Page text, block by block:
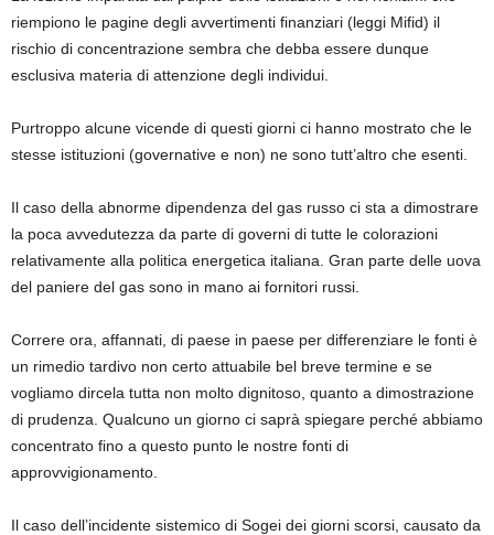
riempiono le pagine degli avvertimenti finanziari (leggi Mifid) il
rischio di concentrazione sembra che debba essere dunque
esclusiva materia di attenzione degli individui.
Purtroppo alcune vicende di questi giorni ci hanno mostrato che le
stesse istituzioni (governative e non) ne sono tutt’altro che esenti.
Il caso della abnorme dipendenza del gas russo ci sta a dimostrare
la poca avvedutezza da parte di governi di tutte le colorazioni
relativamente alla politica energetica italiana. Gran parte delle uova
del paniere del gas sono in mano ai fornitori russi.
Correre ora, affannati, di paese in paese per differenziare le fonti è
un rimedio tardivo non certo attuabile bel breve termine e se
vogliamo dircela tutta non molto dignitoso, quanto a dimostrazione
di prudenza. Qualcuno un giorno ci saprà spiegare perché abbiamo
concentrato fino a questo punto le nostre fonti di
approvvigionamento.
Il caso dell’incidente sistemico di Sogei dei giorni scorsi, causato da